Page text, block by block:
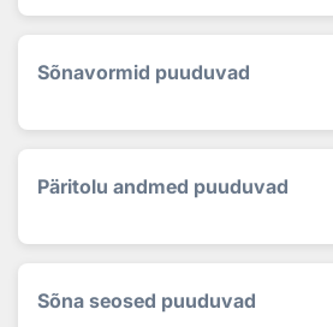
Sõnavormid puuduvad
Päritolu andmed puuduvad
Sõna seosed puuduvad